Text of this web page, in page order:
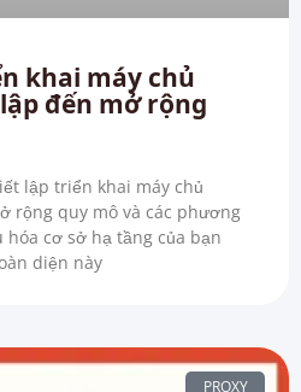
khai máy chủ
đến mở rộng
lập triển khai máy chủ
rộng quy mô và các phương
cơ sở hạ tầng của bạn
diện này
PROXY